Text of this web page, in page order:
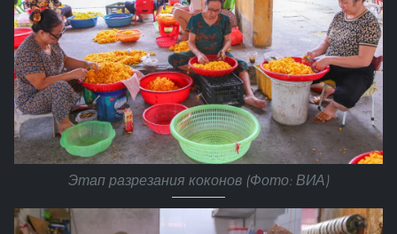
Этап разрезания коконов (Фото: ВИА)